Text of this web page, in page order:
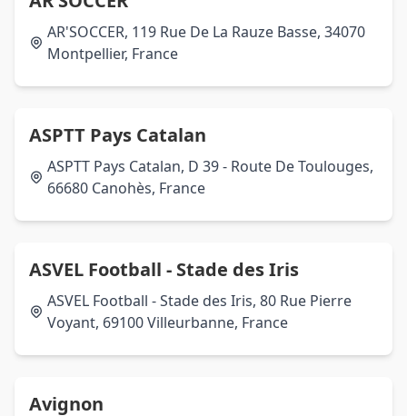
AR'SOCCER, 119 Rue De La Rauze Basse, 34070
Montpellier, France
ASPTT Pays Catalan
ASPTT Pays Catalan, D 39 - Route De Toulouges,
66680 Canohès, France
ASVEL Football - Stade des Iris
ASVEL Football - Stade des Iris, 80 Rue Pierre
Voyant, 69100 Villeurbanne, France
Avignon